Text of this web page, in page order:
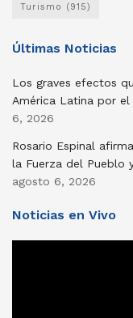
Turismo (915)
Últimas Noticias
Los graves efectos
América Latina por
6, 2026
Rosario Espinal
la Fuerza del Pueblo
agosto 6, 2026
Noticias en Vivo